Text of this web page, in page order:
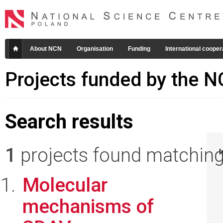
About NCN Organisation Funding International
Projects funded by the
Search results
1 projects found
Molecular
mechanisms of